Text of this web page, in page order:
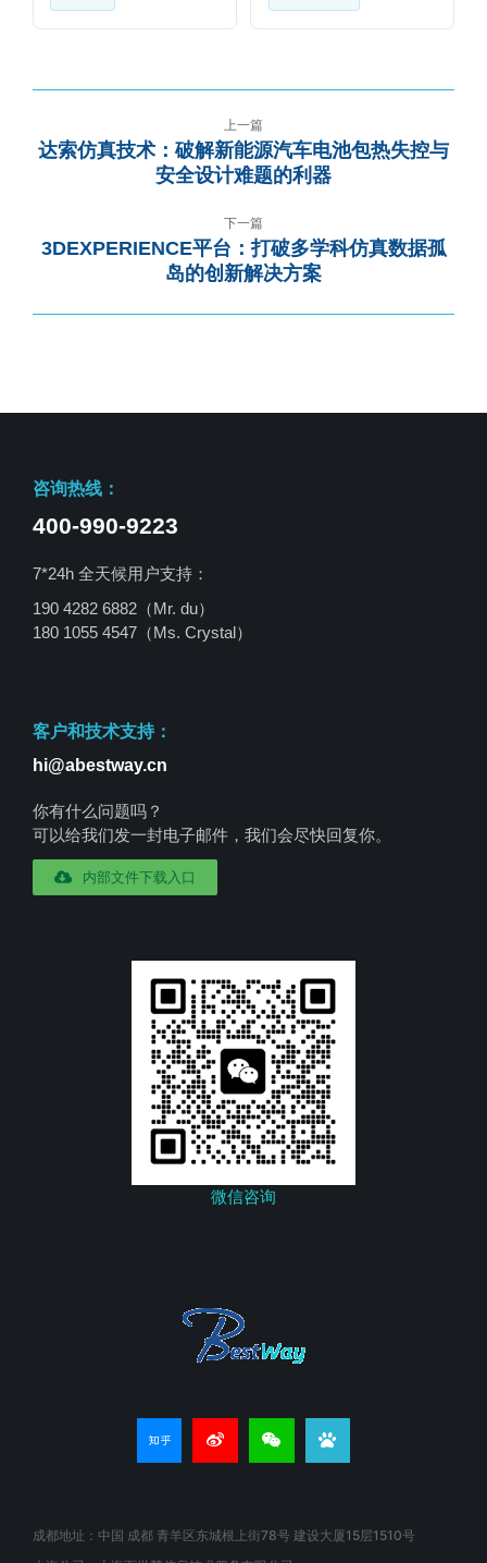
上一篇
达索仿真技术：破解新能源汽车电池包热失控与
安全设计难题的利器
下一篇
3DEXPERIENCE平台：打破多学科仿真数据孤
岛的创新解决方案
咨询热线：
400-990-9223
7*24h 全天候用户支持：
190 4282 6882（Mr. du）
180 1055 4547 （Ms. Crystal）
客户和技术支持：
hi@abestway.cn
你有什么问题吗？
可以给我们发一封电子邮件，我们会尽快回复你。
内部文件下载入口
微信咨询
成都地址：中国 成都 青羊区东城根上街78号 建设大厦15层1510号